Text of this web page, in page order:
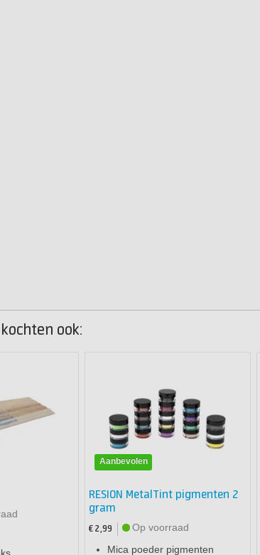
ook:
Aanbevolen
RESION MetalTint pigmenten 2
gram
€ 2,99
Op voorraad
Mica poeder pigmenten